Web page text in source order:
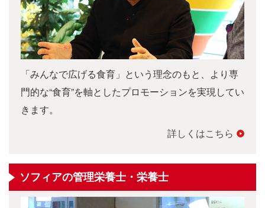
「みんなで広げる食育」という理念のもと、より専
門的な“食育”を軸としたプロモーションを実現してい
きます。
詳しくはこちら
ソフィアの管理栄養士・栄養士